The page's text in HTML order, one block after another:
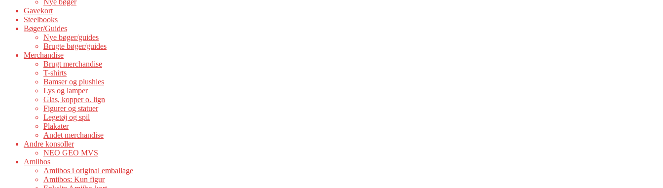
Nye bøger
Gavekort
Steelbooks
Bøger/Guides
Nye bøger/guides
Brugte bøger/guides
Merchandise
Brugt merchandise
T-shirts
Bamser og plushies
Lys og lamper
Glas, kopper o. lign
Figurer og statuer
Legetøj og spil
Plakater
Andet merchandise
Andre konsoller
NEO GEO MVS
Amiibos
Amiibos i original emballage
Amiibos: Kun figur